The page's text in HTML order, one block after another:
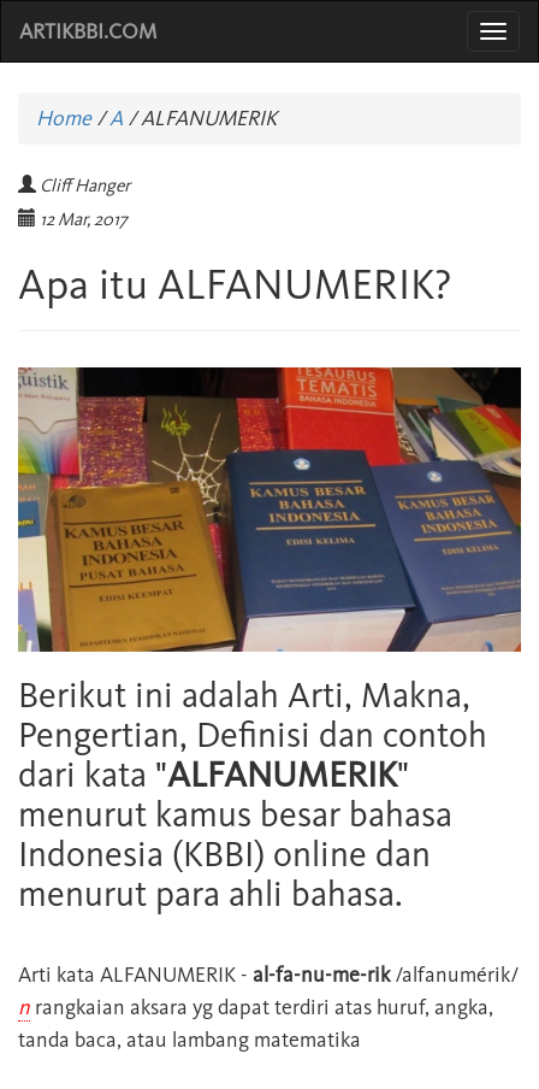
ARTIKBBI.COM
Home/A /ALFANUMERIK
Cliff Hanger
12 Mar, 2017
Apa itu ALFANUMERIK?
Berikut ini adalah Arti, Makna,
Pengertian, Definisi dan contoh
dari kata "ALFANUMERIK"
menurut kamus besar bahasa
Indonesia (KBBI) online dan
menurut para ahli bahasa.
Arti kata ALFANUMERIK - al-fa-nu-me-rik/alfanumérik/
n rangkaian aksara yg dapat terdiri atas huruf, angka,
tanda baca, atau lambang matematika